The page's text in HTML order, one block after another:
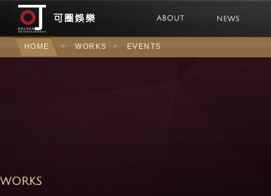
可圈娛樂
HOME > WORKS > EVENTS